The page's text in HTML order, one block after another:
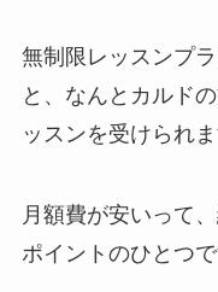
無制限レッスンプ
と、なんと カルド
ッスンを受けられま
月額費が安いって
ポイントのひとつで